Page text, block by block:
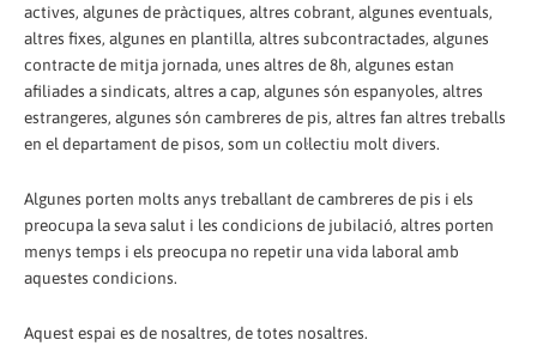
actives, algunes de pràctiques, altres cobrant, algunes eventuals,
altres fixes, algunes en plantilla, altres subcontractades, algunes
contracte de mitja jornada, unes altres de 8h, algunes estan
afiliades a sindicats, altres a cap, algunes són espanyoles, altres
estrangeres, algunes són cambreres de pis, altres fan altres treballs
en el departament de pisos, som un col·lectiu molt divers.
Algunes porten molts anys treballant de cambreres de pis i els
preocupa la seva salut i les condicions de jubilació, altres porten
menys temps i els preocupa no repetir una vida laboral amb
aquestes condicions.
Aquest espai es de nosaltres, de totes nosaltres.